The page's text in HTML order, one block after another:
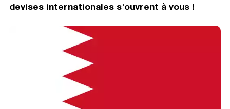
devises internationales s'ouvrent à vous !